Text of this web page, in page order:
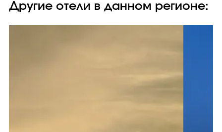
Другие отели в данном регионе: